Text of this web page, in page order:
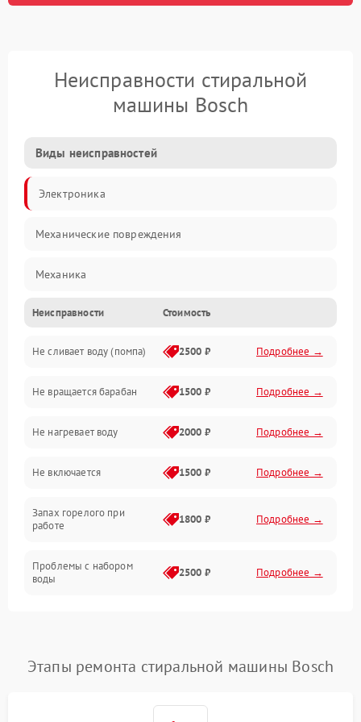
Неисправности стиральной
машины Bosch
Виды неисправностей
Электроника
Механические повреждения
Механика
Электропитание
Водоснабжение
Слив
Программное обеспечение
Неисправности Стоимость
Не сливает воду (помпа) 2500 ₽ Подробнее →
Не вращается барабан 1500 ₽ Подробнее →
Не нагревает воду 2000 ₽ Подробнее →
Не включается 1500 ₽ Подробнее →
Запах горелого при
работе
1800 ₽ Подробнее →
Проблемы с набором
воды
2500 ₽ Подробнее →
Замена платы управления Подробнее →
Этапы ремонта стиральной машины Bosch